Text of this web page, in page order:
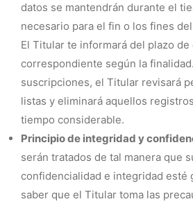
datos se mantendrán durante el
necesario para el fin o los fines
El Titular te informará del plazo
correspondiente según la
suscripciones, el Titular revisará
listas y eliminará aquellos
tiempo considerable.
Principio de integridad y
serán tratados de tal manera que
confidencialidad e integridad esté
saber que el Titular toma las